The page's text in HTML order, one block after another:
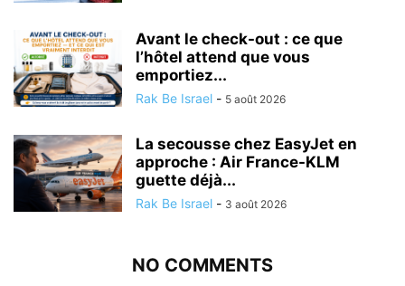
Avant le check-out : ce que
l’hôtel attend que vous
emportiez...
Rak Be Israel - 5 août 2026
La secousse chez EasyJet en
approche : Air France-KLM
guette déjà...
Rak Be Israel - 3 août 2026
NO COMMENTS